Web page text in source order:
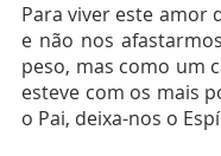
Para viver este amor
e não nos
peso, mas como um
esteve com os mais
o Pai, deixa-nos o